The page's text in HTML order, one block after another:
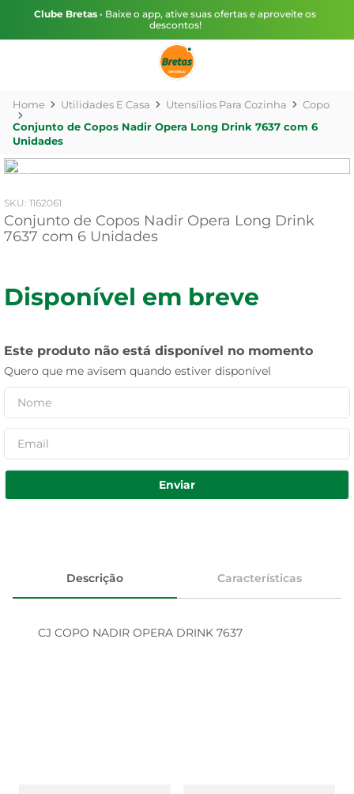
Clube Bretas • Baixe o app, ative suas ofertas e aproveite os
descontos!
Utilidades E Casa Utensílios Para Cozinha
Copo
Conjunto de Copos Nadir Opera Long Drink 7637 com 6
Unidades
: 1162061
Conjunto de Copos Nadir Opera Long Drink
7637 com 6 Unidades
Disponível em breve
Este produto não está disponível no momento
Quero que me avisem quando estiver disponível
Enviar
Descrição Características
CJ COPO NADIR OPERA DRINK 7637